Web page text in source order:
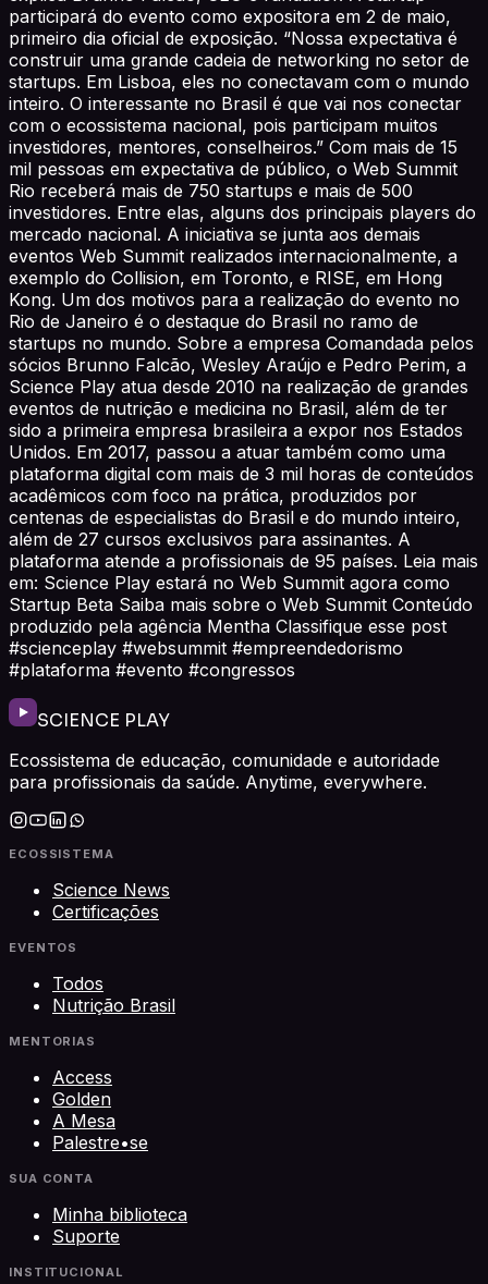
participará do evento como expositora em 2 de maio,
primeiro dia oficial de exposição. “Nossa expectativa é
construir uma grande cadeia de networking no setor de
startups. Em Lisboa, eles no conectavam com o mundo
inteiro. O interessante no Brasil é que vai nos conectar
com o ecossistema nacional, pois participam muitos
investidores, mentores, conselheiros.” Com mais de 15
mil pessoas em expectativa de público, o Web Summit
Rio receberá mais de 750 startups e mais de 500
investidores. Entre elas, alguns dos principais players do
mercado nacional. A iniciativa se junta aos demais
eventos Web Summit realizados internacionalmente, a
exemplo do Collision, em Toronto, e RISE, em Hong
Kong. Um dos motivos para a realização do evento no
Rio de Janeiro é o destaque do Brasil no ramo de
startups no mundo. Sobre a empresa Comandada pelos
sócios Brunno Falcão, Wesley Araújo e Pedro Perim, a
Science Play atua desde 2010 na realização de grandes
eventos de nutrição e medicina no Brasil, além de ter
sido a primeira empresa brasileira a expor nos Estados
Unidos. Em 2017, passou a atuar também como uma
plataforma digital com mais de 3 mil horas de conteúdos
acadêmicos com foco na prática, produzidos por
centenas de especialistas do Brasil e do mundo inteiro,
além de 27 cursos exclusivos para assinantes. A
plataforma atende a profissionais de 95 países. Leia mais
em: Science Play estará no Web Summit agora como
Startup Beta Saiba mais sobre o Web Summit Conteúdo
produzido pela agência Mentha Classifique esse post
#scienceplay #websummit #empreendedorismo
#plataforma #evento #congressos
SCIENCE PLAY
Ecossistema de educação, comunidade e autoridade
para profissionais da saúde. Anytime, everywhere.
ECOSSISTEMA
Science News
Certificações
EVENTOS
Todos
Nutrição Brasil
MENTORIAS
Access
Golden
A Mesa
Palestre•se
SUA CONTA
Minha biblioteca
Suporte
INSTITUCIONAL